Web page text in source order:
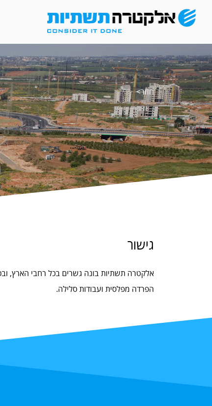
חזור>
גישור
אלקטרה תשתיות בונה גשרים בכל רחבי הארץ,
הפרדה מפלסית ועבודות סלילה.